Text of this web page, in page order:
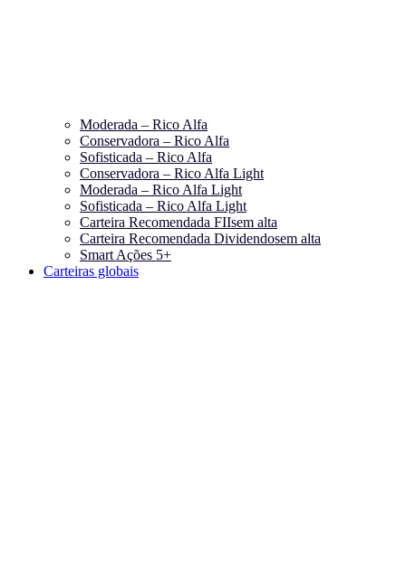
Moderada – Rico Alfa
Conservadora – Rico Alfa
Sofisticada – Rico Alfa
Conservadora – Rico Alfa Light
Moderada – Rico Alfa Light
Sofisticada – Rico Alfa Light
Carteira Recomendada FIIsem alta
Carteira Recomendada Dividendosem alta
Smart Ações 5+
Carteiras globais